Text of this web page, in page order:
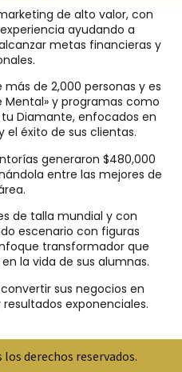
de alto valor, con
ayudando a
metas financieras y
de 2,000 personas y es
Mental» y programas como
tu Diamante, enfocados en
el éxito de sus clientas.
generaron $480,000
entre las mejores de
de talla mundial y con
escenario con figuras
transformador que
la vida de sus alumnas.
sus negocios en
exponenciales.
derechos reservados.